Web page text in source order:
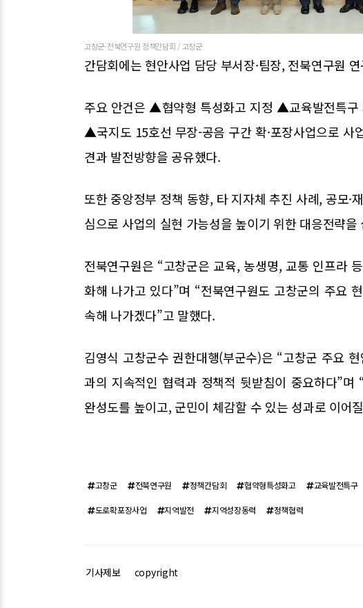
고창군-전북연구원 정책간담회 / 고창군
간담회에는 현안사업 담당 부서장·팀장, 전북연구원
주요 안건은 ▲협약형 특성화고 지정 ▲교육발전특
▲국지도 15호선 무장-공음 구간 확·포장사업으로 사
견과 발전방향을 공유했다.
또한 중앙정부 정책 동향, 타 지자체 추진 사례, 공모·
심으로 사업의 실현 가능성을 높이기 위한 대응전략을
전북연구원은 “고창군은 교육, 농생명, 교통 인프라
화해 나가고 있다”며 “전북연구원도 고창군의 주요
속해 나가겠다”고 말했다.
김영식 고창군수 권한대행(부군수)은 “고창군 주요
과의 지속적인 협력과 정책적 뒷받침이 중요하다”
완성도를 높이고, 군민이 체감할 수 있는 성과로 이어
고창군 전북연구원 정책간담회 협약형특성화고 교육발전특구
도로확포장사업 지역발전 지역성장동력 정책협력
기사제보 copyright